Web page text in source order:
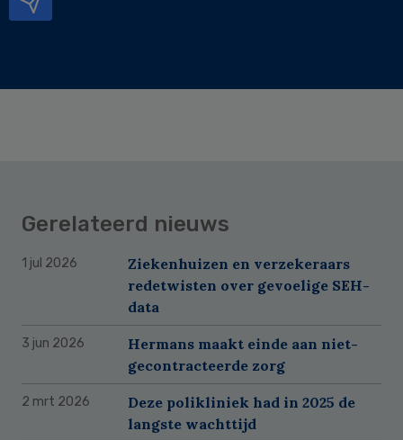
Gerelateerd nieuws
1 jul 2026
Ziekenhuizen en verzekeraars
redetwisten over gevoelige SEH-
data
3 jun 2026
Hermans maakt einde aan niet-
gecontracteerde zorg
2 mrt 2026
Deze polikliniek had in 2025 de
langste wachttijd